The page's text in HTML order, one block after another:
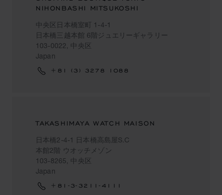
NIHONBASHI MITSUKOSHI
中央区日本橋室町 1-4-1
日本橋三越本館 6階ジュエリーギャラリー
103-0022, 中央区
Japan
+81 (3) 3278 1088
TAKASHIMAYA WATCH MAISON
日本橋2-4-1 日本橋高島屋S.C
本館2階 ウオッチメゾン
103-8265, 中央区
Japan
+81-3-3211-4111